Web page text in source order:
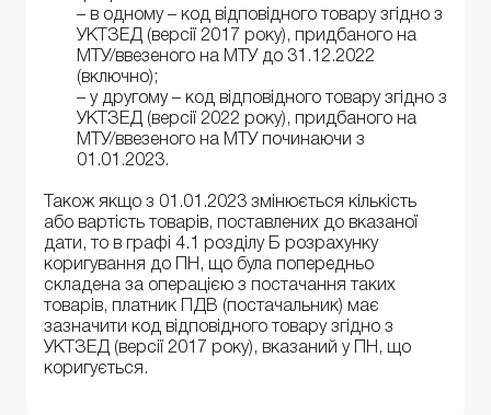
– в одному – код відповідного товару згідно з
УКТЗЕД (версії 2017 року), придбаного на
МТУ/ввезеного на МТУ до 31.12.2022
(включно);
– у другому – код відповідного товару згідно з
УКТЗЕД (версії 2022 року), придбаного на
МТУ/ввезеного на МТУ починаючи з
01.01.2023.
Також якщо з 01.01.2023 змінюється кількість
або вартість товарів, поставлених до вказаної
дати, то в графі 4.1 розділу Б розрахунку
коригування до ПН, що була попередньо
складена за операцією з постачання таких
товарів, платник ПДВ (постачальник) має
зазначити код відповідного товару згідно з
УКТЗЕД (версії 2017 року), вказаний у ПН, що
коригується.